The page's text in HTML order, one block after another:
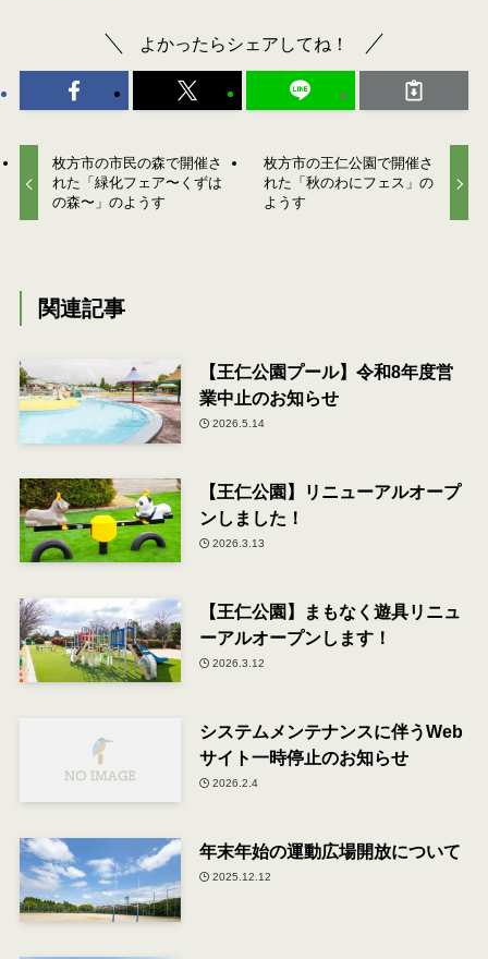
よかったらシェアしてね！
枚方市の市民の森で開催さ
れた「緑化フェア〜くずは
の森〜」のようす
枚方市の王仁公園で開催さ
れた「秋のわにフェス」の
ようす
関連記事
【王仁公園プール】令和8年度営
業中止のお知らせ
2026.5.14
【王仁公園】リニューアルオープ
ンしました！
2026.3.13
【王仁公園】まもなく遊具リニュ
ーアルオープンします！
2026.3.12
システムメンテナンスに伴うWeb
サイト一時停止のお知らせ
2026.2.4
年末年始の運動広場開放について
2025.12.12